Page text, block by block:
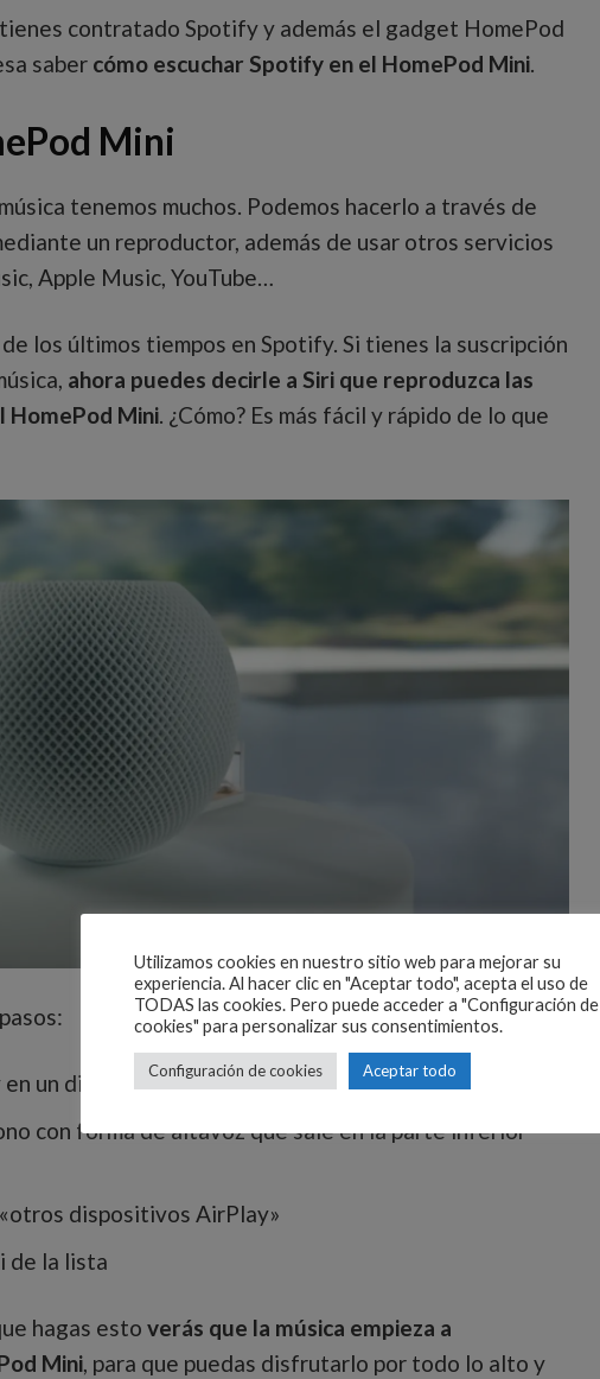
contratado Spotify y además el gadget HomePod
saber cómo escuchar Spotify en el HomePod Mini.
Mini
tenemos muchos. Podemos hacerlo a través de
un reproductor, además de usar otros servicios
Apple Music, YouTube…
los últimos tiempos en Spotify. Si tienes la suscripción
ahora puedes decirle a Siri que reproduzca las
HomePod Mini. ¿Cómo? Es más fácil y rápido de lo que
un dispositivo iOS y pon la canción que quieras
con forma de altavoz que sale en la parte inferior
«otros dispositivos AirPlay»
de la lista
hagas esto verás que la música empieza a
Mini, para que puedas disfrutarlo por todo lo alto y
Utilizamos cookies en nuestro sitio web para mejorar su
experiencia. Al hacer clic en "Aceptar todo", acepta el uso de
TODAS las cookies. Pero puede acceder a "Configuración de
cookies" para personalizar sus consentimientos.
Configuración de cookies Aceptar todo